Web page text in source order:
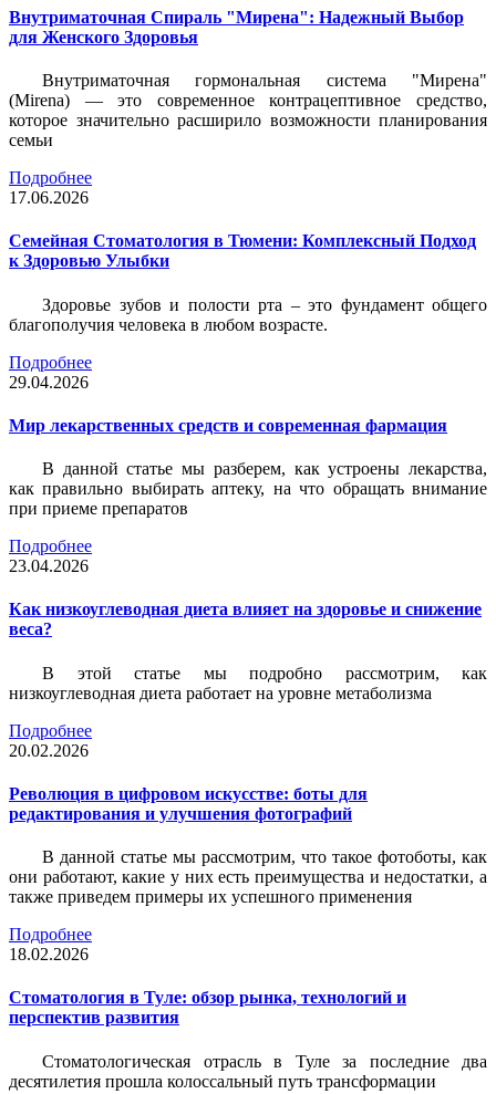
Внутриматочная Спираль "Мирена": Надежный Выбор
для Женского Здоровья
Внутриматочная гормональная система "Мирена"
(Mirena) — это современное контрацептивное средство,
которое значительно расширило возможности планирования
семьи
Подробнее
17.06.2026
Семейная Стоматология в Тюмени: Комплексный Подход
к Здоровью Улыбки
Здоровье зубов и полости рта – это фундамент общего
благополучия человека в любом возрасте.
Подробнее
29.04.2026
Мир лекарственных средств и современная фармация
В данной статье мы разберем, как устроены лекарства,
как правильно выбирать аптеку, на что обращать внимание
при приеме препаратов
Подробнее
23.04.2026
Как низкоуглеводная диета влияет на здоровье и снижение
веса?
В этой статье мы подробно рассмотрим, как
низкоуглеводная диета работает на уровне метаболизма
Подробнее
20.02.2026
Революция в цифровом искусстве: боты для
редактирования и улучшения фотографий
В данной статье мы рассмотрим, что такое фотоботы, как
они работают, какие у них есть преимущества и недостатки, а
также приведем примеры их успешного применения
Подробнее
18.02.2026
Стоматология в Туле: обзор рынка, технологий и
перспектив развития
Стоматологическая отрасль в Туле за последние два
десятилетия прошла колоссальный путь трансформации